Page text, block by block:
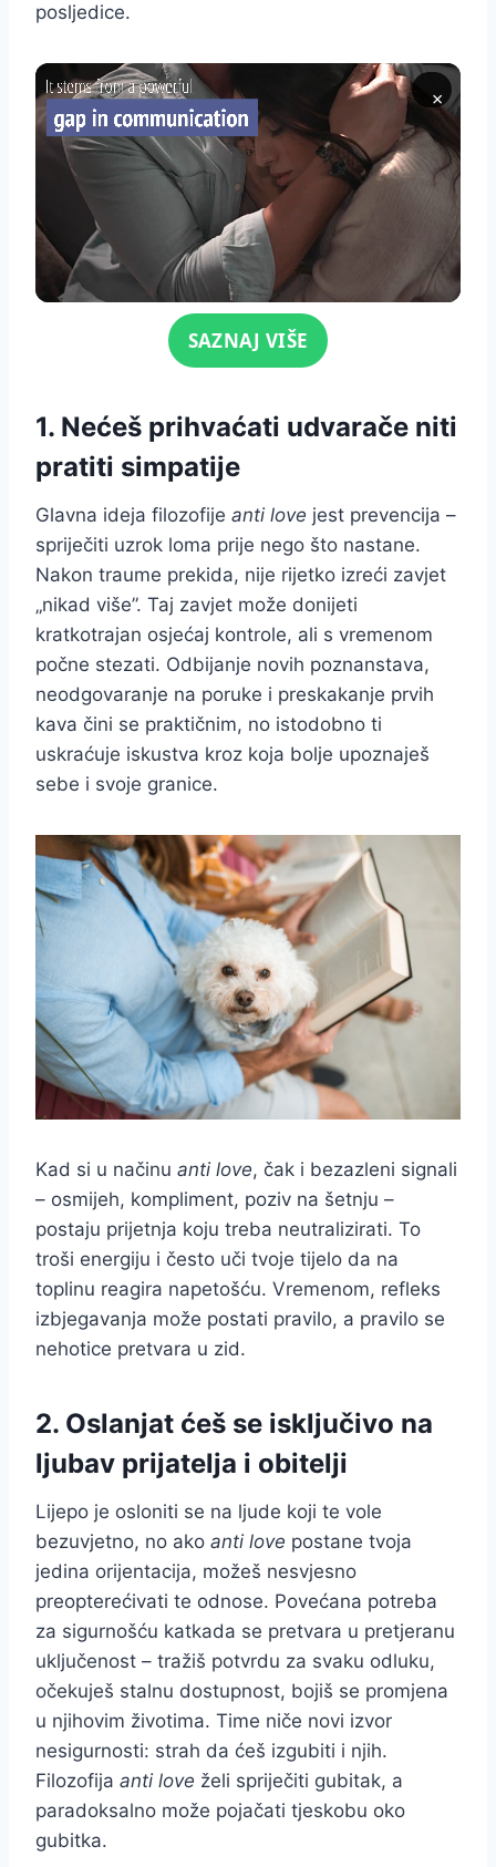
posljedice.
×
Click for soundSAZNAJ VIŠE
1. Nećeš prihvaćati udvarače niti
pratiti simpatije
Glavna ideja filozofije anti love jest prevencija –
spriječiti uzrok loma prije nego što nastane.
Nakon traume prekida, nije rijetko izreći zavjet
„nikad više”. Taj zavjet može donijeti
kratkotrajan osjećaj kontrole, ali s vremenom
počne stezati. Odbijanje novih poznanstava,
neodgovaranje na poruke i preskakanje prvih
kava čini se praktičnim, no istodobno ti
uskraćuje iskustva kroz koja bolje upoznaješ
sebe i svoje granice.
Kad si u načinu anti love, čak i bezazleni signali
– osmijeh, kompliment, poziv na šetnju –
postaju prijetnja koju treba neutralizirati. To
troši energiju i često uči tvoje tijelo da na
toplinu reagira napetošću. Vremenom, refleks
izbjegavanja može postati pravilo, a pravilo se
nehotice pretvara u zid.
2. Oslanjat ćeš se isključivo na
ljubav prijatelja i obitelji
Lijepo je osloniti se na ljude koji te vole
bezuvjetno, no ako anti love postane tvoja
jedina orijentacija, možeš nesvjesno
preopterećivati te odnose. Povećana potreba
za sigurnošću katkada se pretvara u pretjeranu
uključenost – tražiš potvrdu za svaku odluku,
očekuješ stalnu dostupnost, bojiš se promjena
u njihovim životima. Time niče novi izvor
nesigurnosti: strah da ćeš izgubiti i njih.
Filozofija anti love želi spriječiti gubitak, a
paradoksalno može pojačati tjeskobu oko
gubitka.